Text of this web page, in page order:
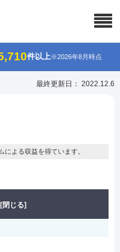
件以上※2026年8月時点
最終更新日： 2022.12.6
よる収益を得ています。
[閉じる]